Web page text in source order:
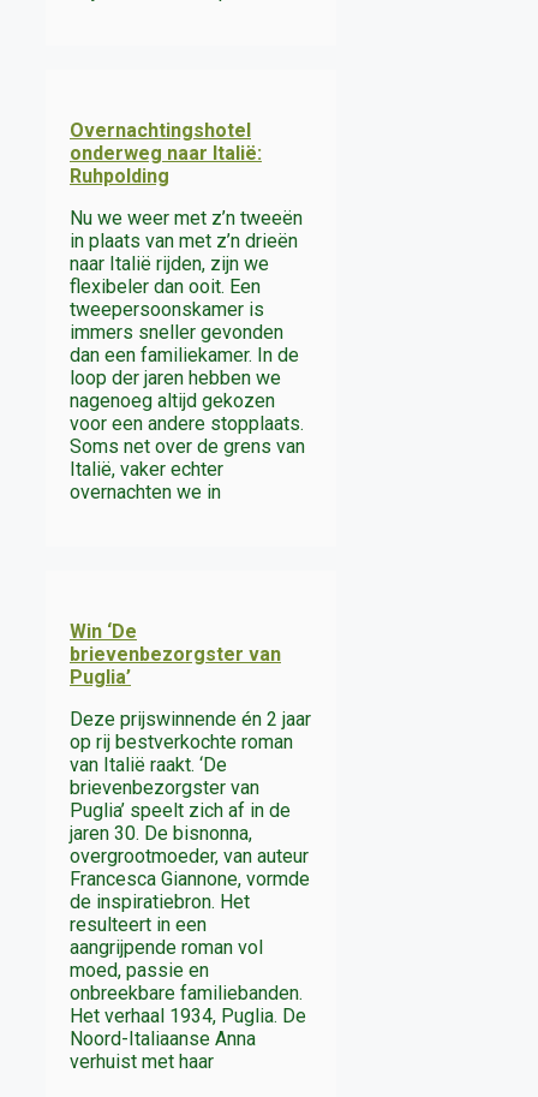
Overnachtingshotel
onderweg naar Italië:
Ruhpolding
Nu we weer met z’n tweeën
in plaats van met z’n drieën
naar Italië rijden, zijn we
flexibeler dan ooit. Een
tweepersoonskamer is
immers sneller gevonden
dan een familiekamer. In de
loop der jaren hebben we
nagenoeg altijd gekozen
voor een andere stopplaats.
Soms net over de grens van
Italië, vaker echter
overnachten we in
Win ‘De
brievenbezorgster van
Puglia’
Deze prijswinnende én 2 jaar
op rij bestverkochte roman
van Italië raakt. ‘De
brievenbezorgster van
Puglia’ speelt zich af in de
jaren 30. De bisnonna,
overgrootmoeder, van auteur
Francesca Giannone, vormde
de inspiratiebron. Het
resulteert in een
aangrijpende roman vol
moed, passie en
onbreekbare familiebanden.
Het verhaal 1934, Puglia. De
Noord-Italiaanse Anna
verhuist met haar